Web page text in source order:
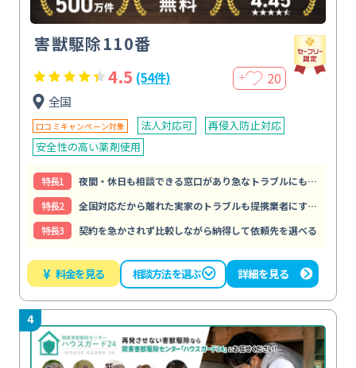
害獣駆除110番
4.5 (54件) ＋ 20
全国
口コミキャンペーン対象 法人対応可
再侵入防止対応
安全性の高い薬剤使用
特⻑1
夜間・休日も相談できる窓口があり急なトラブルにもすぐ動ける
特⻑2
全国対応だから離れた実家のトラブルも提携業者にすぐ頼める
特⻑3
契約を急かされず比較しながら納得して依頼先を選べる
¥ 料金を見る 相談方法を選ぶ 詳細を見る
4